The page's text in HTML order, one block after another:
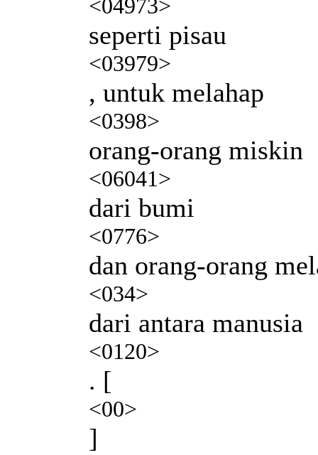
<04973>
seperti pisau
<03979>
, untuk melahap
<0398>
orang-orang miskin
<06041>
dari bumi
<0776>
dan orang-orang
<034>
dari antara manusia
<0120>
. [
<00>
]